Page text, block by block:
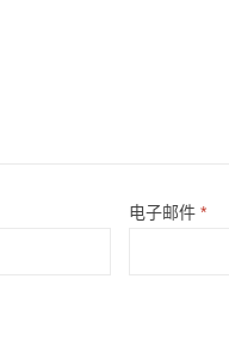
电子邮件 *